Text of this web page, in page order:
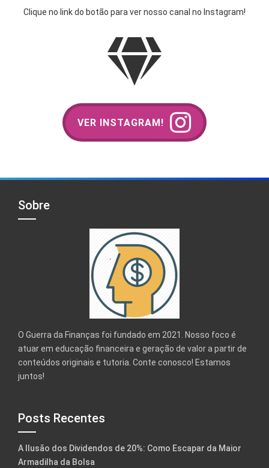
Clique no link do botão para ver nosso canal no Instagram!
VER INSTAGRAM!
Sobre
O Guerra da Finanças foi fundado em 2021. Nosso foco é
atuar em educação financeira e geração de valor a partir de
conteúdos originais e tutoria. Conte conosco! Estamos
juntos!
Posts Recentes
A Ilusão dos Dividendos de 20%: Como Escapar da Maior
Armadilha da Bolsa